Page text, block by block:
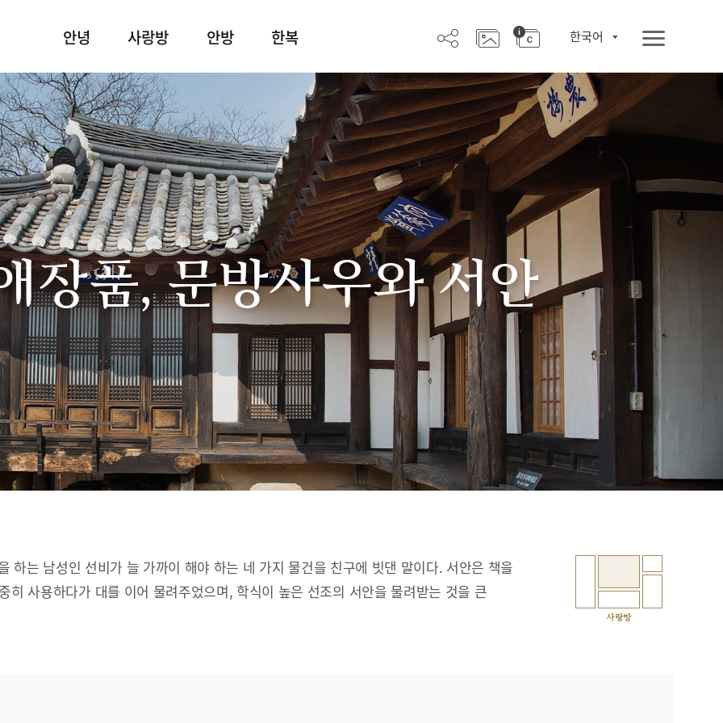
안녕 사랑방 안방 한복 한국어
장품, 문방사우와 서안
사랑방
하는 남성인 선비가 늘 가까이 해야 하는 네 가지 물건을 친구에 빗댄 말이다. 서안은 책을
히 사용하다가 대를 이어 물려주었으며, 학식이 높은 선조의 서안을 물려받는 것을 큰